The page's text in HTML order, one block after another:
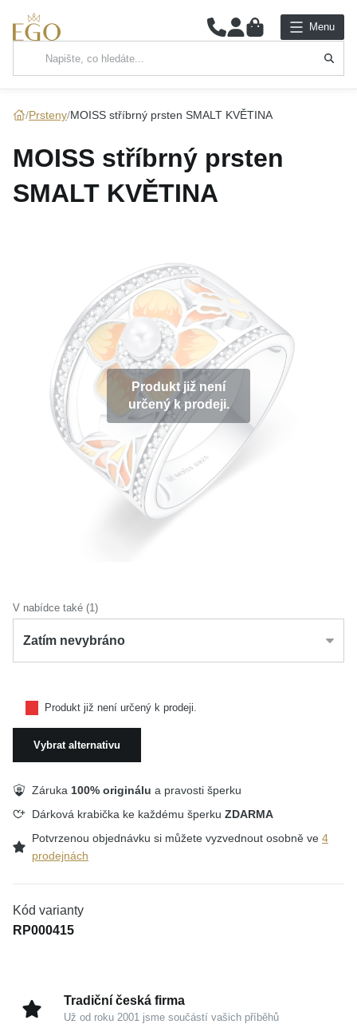
0 Menu
Hlavní kategorie
KOLEKCE
Prsteny MOISS stříbrný prsten SMALT KVĚTINA
MOISS stříbrný prsten
SMALT KVĚTINA
Produkt již není
určený k prodeji.
V nabídce také (1)
Zatím nevybráno
Produkt již není určený k prodeji.
Vybrat alternativu
Záruka 100% originálu a pravosti šperku
Dárková krabička ke každému šperku ZDARMA
Potvrzenou objednávku si můžete vyzvednout osobně ve 4
prodejnách
Kód varianty
RP000415
Tradiční česká firma
Už od roku 2001 jsme součástí vašich příběhů